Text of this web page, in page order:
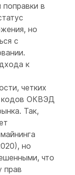
в
но
с
к
четких
кодов ОКВЭД
Так,
но
что
прав